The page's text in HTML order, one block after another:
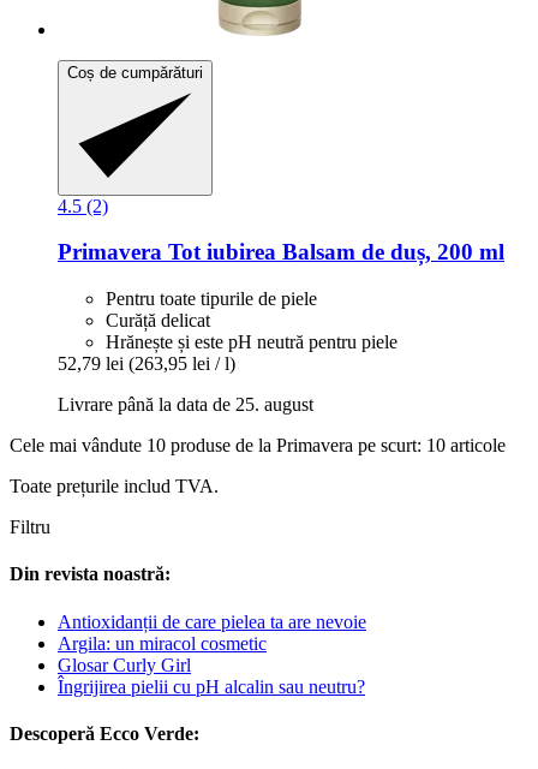
Coș de cumpărături
4.5 (2)
Primavera Tot iubirea Balsam de duș, 200 ml
Pentru toate tipurile de piele
Curăță delicat
Hrănește și este pH neutră pentru piele
52,79 lei (263,95 lei / l)
Livrare până la data de 25. august
Cele mai vândute 10 produse de la Primavera pe scurt: 10 articole
Toate prețurile includ TVA.
Filtru
Din revista noastră:
Antioxidanții de care pielea ta are nevoie
Argila: un miracol cosmetic
Glosar Curly Girl
Îngrijirea pielii cu pH alcalin sau neutru?
Descoperă Ecco Verde: